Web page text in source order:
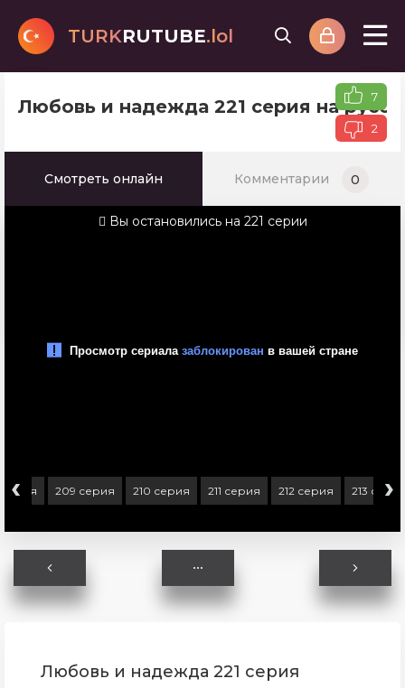
TURKRUTUBE.lol
Любовь и надежда 221 серия на 7
2
Смотреть онлайн Комментарии 0
Вы остановились на 221 серии
‹ 209 серия 210 серия 211 серия 212 серия 213 ›
Любовь и надежда 221 серия